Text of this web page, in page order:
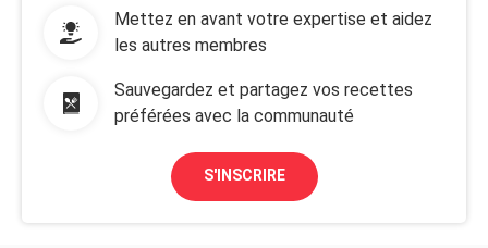
Mettez en avant votre expertise et aidez
les autres membres
Sauvegardez et partagez vos recettes
préférées avec la communauté
S'INSCRIRE